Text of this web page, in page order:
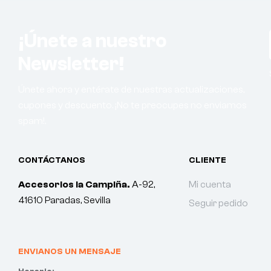
CONTÁCTANOS
Accesorios la Campiña. A-92,
41610 Paradas, Sevilla
ENVIANOS UN MENSAJE
CLIENTE
Mi cuenta
Seguir pedido